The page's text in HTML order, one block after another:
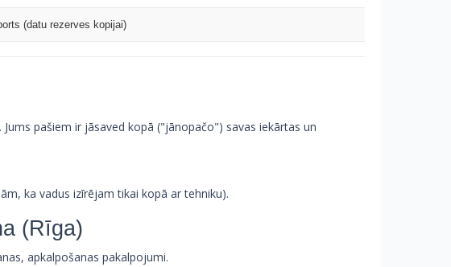
(datu rezerves kopijai)
pašiem ir jāsaved kopā ("jānopačo") savas iekārtas un
ka vadus izīrējam tikai kopā ar tehniku).
(Rīga)
apkalpošanas pakalpojumi.